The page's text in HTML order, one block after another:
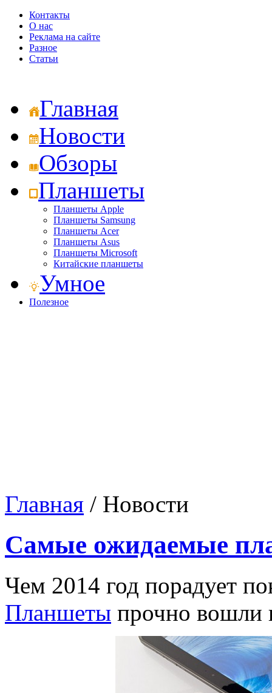
Контакты
О нас
Реклама на сайте
Разное
Статьи
Главная
Новости
Обзоры
Планшеты
Планшеты Apple
Планшеты Samsung
Планшеты Acer
Планшеты Asus
Планшеты Microsoft
Китайские планшеты
Умное
Полезное
Главная / Новости
Самые ожидаемые
Чем 2014 год порадует
Планшеты прочно вошли